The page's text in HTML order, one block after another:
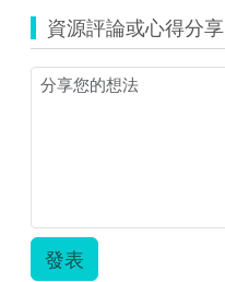
資源評論或心得分享
發表